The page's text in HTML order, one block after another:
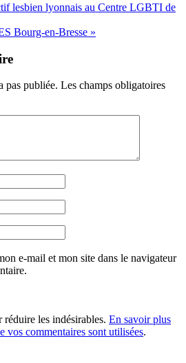
lesbien lyonnais au Centre LGBTI de
Bourg-en-Bresse »
pas publiée. Les champs obligatoires
e-mail et mon site dans le navigateur
les indésirables. En savoir plus
vos commentaires sont utilisées.